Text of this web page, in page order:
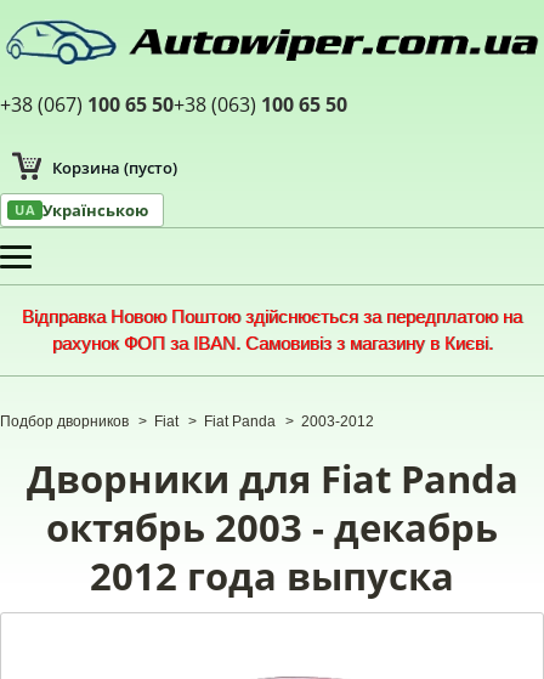
+38 (067) 100 65 50+38 (063) 100 65 50
Корзина (пусто)
UA Українською
Меню
Відправка Новою Поштою здійснюється за передплатою на
рахунок ФОП за IBAN. Самовивіз з магазину в Києві.
Подбор дворников > Fiat > Fiat Panda > 2003-2012
Дворники для Fiat Panda
октябрь 2003 - декабрь
2012 года выпуска